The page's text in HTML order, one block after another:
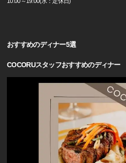
おすすめのディナー5選
COCORUスタッフおすすめのディナー